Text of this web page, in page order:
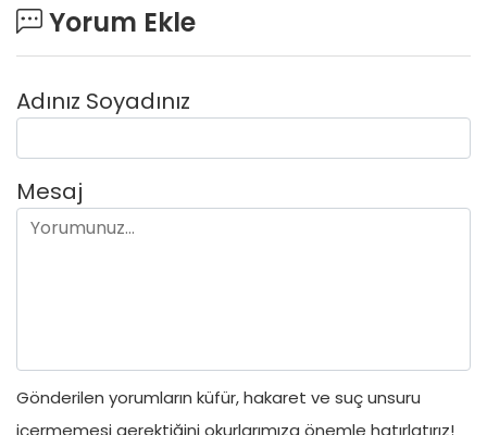
Yorum Ekle
Adınız Soyadınız
Mesaj
Gönderilen yorumların küfür, hakaret ve suç unsuru
içermemesi gerektiğini okurlarımıza önemle hatırlatırız!